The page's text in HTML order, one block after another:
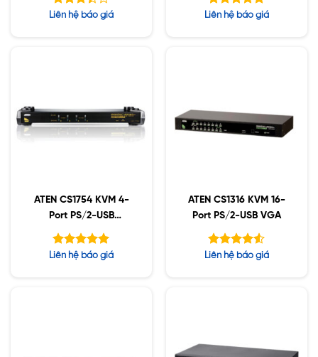
Được
Liên hệ báo giá
Được xếp
Liên hệ báo giá
ATEN CS1754 KVM 4-
Port PS/2-USB
VGA/Audio
Được xếp
Liên hệ báo giá
ATEN CS1316 KVM 16-
Port PS/2-USB VGA
Được xếp
Liên hệ báo giá